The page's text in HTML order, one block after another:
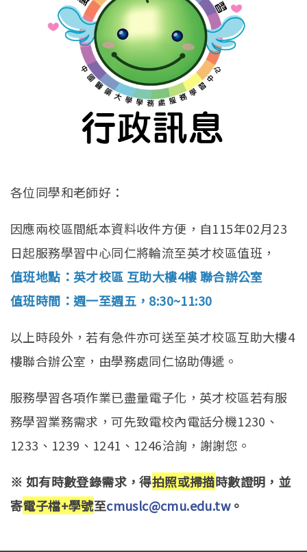
各位同學和老師好：
因應兩校區間紙本資料收件方便，自115年02月23
日起服務學習中心同仁將輪流至英才校區值班，
值班地點：英才校區 互助大樓4樓 聯合辦公室
值班時間：週一至週五，8:30~11:30
以上時段外，若有急件亦可送至英才校區互助大樓4
樓聯合辦公室，由學務處同仁協助傳遞。
服務學習各項作業已盡量電子化，英才校區若有服
務學習業務需求，可先致電校內電話分機1230、
1233、1239、1241、1246洽詢，謝謝您。
※ 如有時數登錄需求，得拍照或掃描時數證明，並
寄電子檔+學號至cmuslc@cmu.edu.tw。